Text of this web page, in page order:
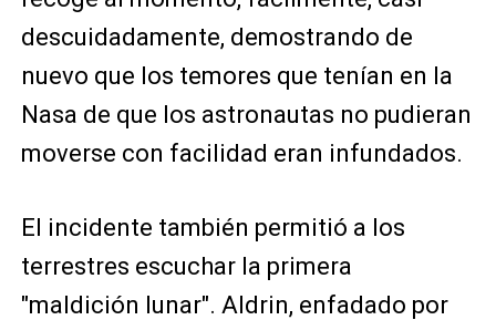
descuidadamente, demostrando de
nuevo que los temores que tenían en la
Nasa de que los astronautas no pudieran
moverse con facilidad eran infundados.
El incidente también permitió a los
terrestres escuchar la primera
"maldición lunar". Aldrin, enfadado por